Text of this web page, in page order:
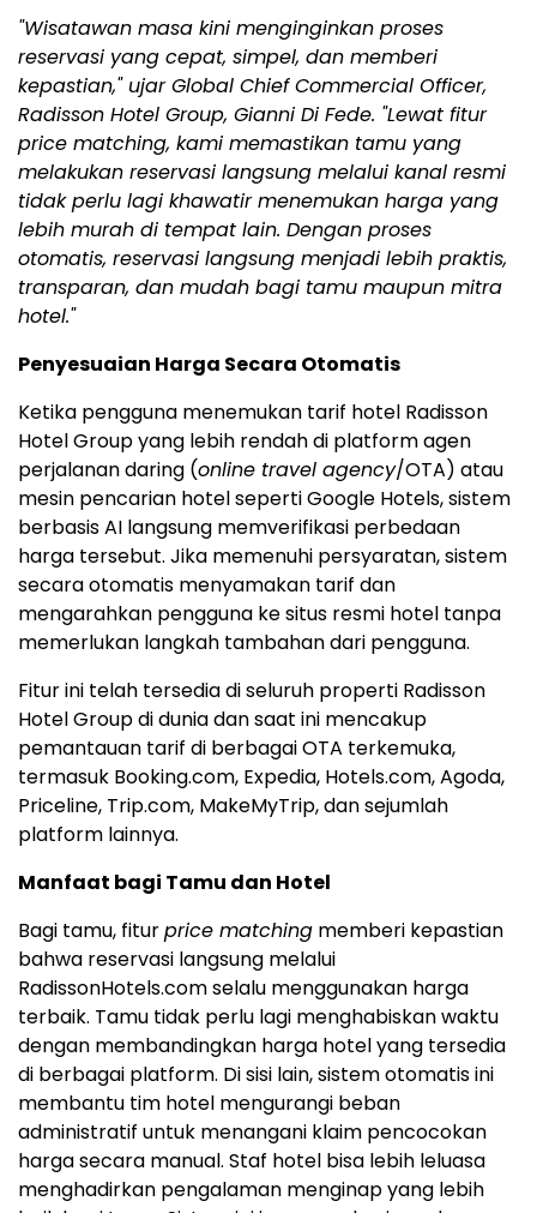
"Wisatawan masa kini menginginkan proses
reservasi yang cepat, simpel, dan memberi
kepastian," ujar Global Chief Commercial Officer,
Radisson Hotel Group, Gianni Di Fede. "Lewat fitur
price matching, kami memastikan tamu yang
melakukan reservasi langsung melalui kanal resmi
tidak perlu lagi khawatir menemukan harga yang
lebih murah di tempat lain. Dengan proses
otomatis, reservasi langsung menjadi lebih praktis,
transparan, dan mudah bagi tamu maupun mitra
hotel."
Penyesuaian Harga Secara Otomatis
Ketika pengguna menemukan tarif hotel Radisson
Hotel Group yang lebih rendah di platform agen
perjalanan daring (online travel agency/OTA) atau
mesin pencarian hotel seperti Google Hotels, sistem
berbasis AI langsung memverifikasi perbedaan
harga tersebut. Jika memenuhi persyaratan, sistem
secara otomatis menyamakan tarif dan
mengarahkan pengguna ke situs resmi hotel tanpa
memerlukan langkah tambahan dari pengguna.
Fitur ini telah tersedia di seluruh properti Radisson
Hotel Group di dunia dan saat ini mencakup
pemantauan tarif di berbagai OTA terkemuka,
termasuk Booking.com, Expedia, Hotels.com, Agoda,
Priceline, Trip.com, MakeMyTrip, dan sejumlah
platform lainnya.
Manfaat bagi Tamu dan Hotel
Bagi tamu, fiturprice matching memberi kepastian
bahwa reservasi langsung melalui
RadissonHotels.com selalu menggunakan harga
terbaik. Tamu tidak perlu lagi menghabiskan waktu
dengan membandingkan harga hotel yang tersedia
di berbagai platform. Di sisi lain, sistem otomatis ini
membantu tim hotel mengurangi beban
administratif untuk menangani klaim pencocokan
harga secara manual. Staf hotel bisa lebih leluasa
menghadirkan pengalaman menginap yang lebih